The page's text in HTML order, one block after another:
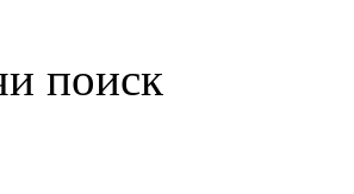
поиск